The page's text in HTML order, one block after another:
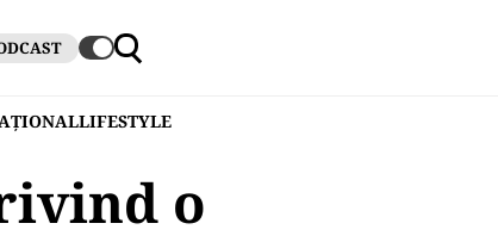
LIFESTYLE
o